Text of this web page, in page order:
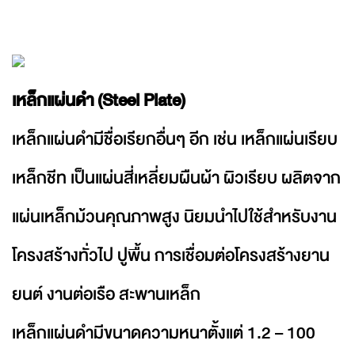
เหล็กแผ่นดำ (Steel Plate)
เหล็กแผ่นดำมีชื่อเรียกอื่นๆ อีก เช่น เหล็กแผ่นเรียบ
เหล็กชีท เป็นแผ่นสี่เหลี่ยมผืนผ้า ผิวเรียบ ผลิตจาก
แผ่นเหล็กม้วนคุณภาพสูง นิยมนำไปใช้สำหรับงาน
โครงสร้างทั่วไป ปูพื้น การเชื่อมต่อโครงสร้างยาน
ยนต์ งานต่อเรือ สะพานเหล็ก
เหล็กแผ่นดำมีขนาดความหนาตั้งแต่ 1.2 – 100